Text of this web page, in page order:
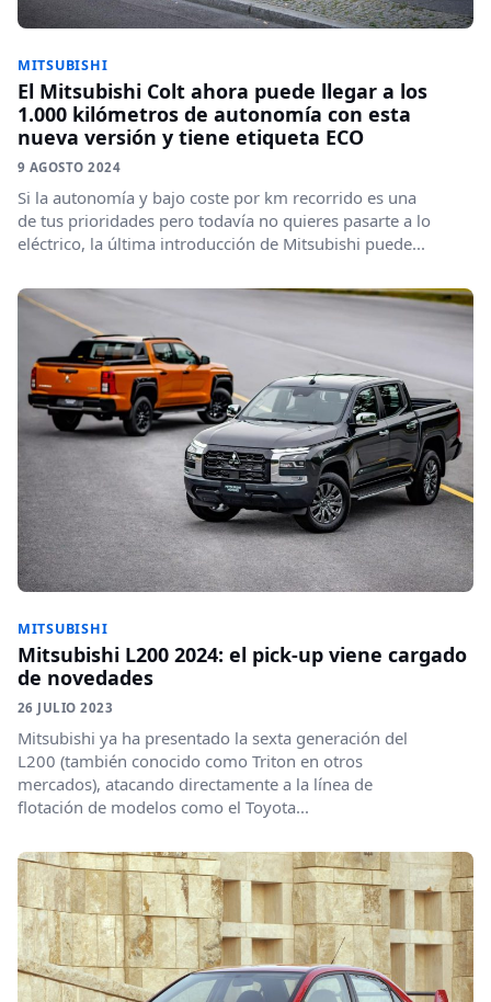
MITSUBISHI
El Mitsubishi Colt ahora puede llegar a los
1.000 kilómetros de autonomía con esta
nueva versión y tiene etiqueta ECO
9 AGOSTO 2024
Si la autonomía y bajo coste por km recorrido es una
de tus prioridades pero todavía no quieres pasarte a lo
eléctrico, la última introducción de Mitsubishi puede...
MITSUBISHI
Mitsubishi L200 2024: el pick-up viene cargado
de novedades
26 JULIO 2023
Mitsubishi ya ha presentado la sexta generación del
L200 (también conocido como Triton en otros
mercados), atacando directamente a la línea de
flotación de modelos como el Toyota...